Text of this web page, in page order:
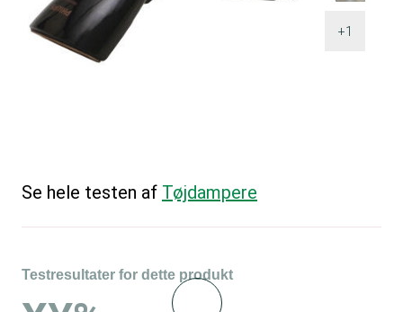
+1
Se hele testen af Tøjdampere
Testresultater for dette produkt